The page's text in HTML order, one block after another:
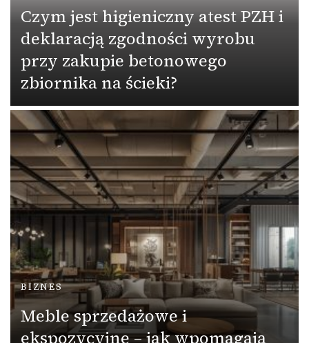
Czym jest higieniczny atest PZH i
deklaracją zgodności wyrobu
przy zakupie betonowego
zbiornika na ścieki?
BIZNES
Meble sprzedażowe i
ekspozycyjne – jak wpomagają